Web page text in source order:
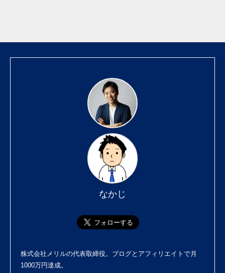
なかじ
株式会社メリルの代表取締役。ブログとアフィリエイトで月
1000万円達成。